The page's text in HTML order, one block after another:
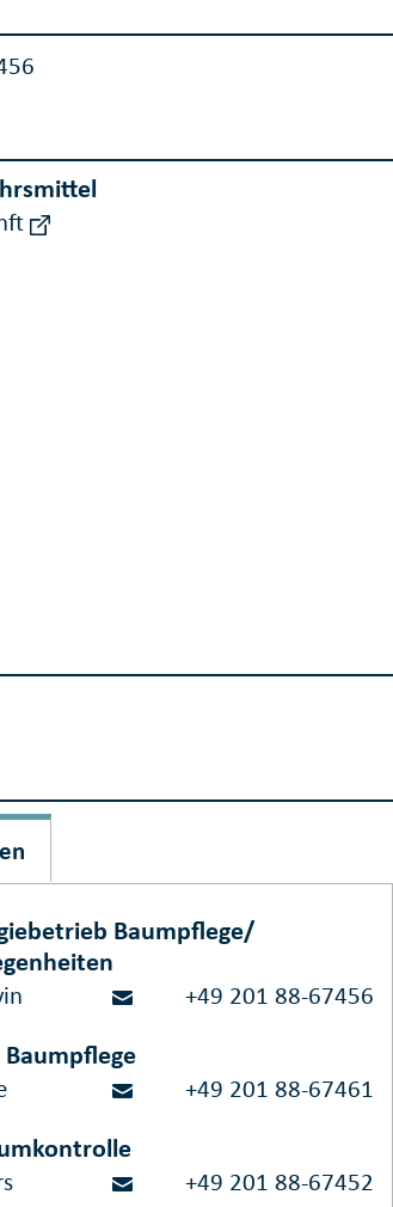
Baumpflege/
+49 201 88-67456
Baumpflege
+49 201 88-67461
+49 201 88-67452